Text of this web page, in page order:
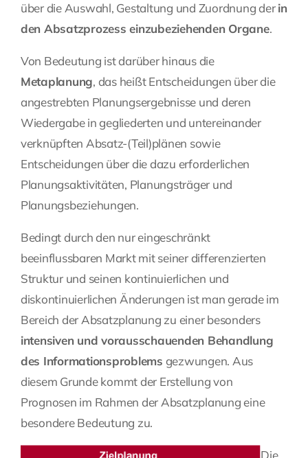
über die Auswahl, Gestaltung und Zuordnung derin
den Absatzprozess einzubeziehenden Organe.
Von Bedeutung ist darüber hinaus die
Metaplanung, das heißt Entscheidungen über die
angestrebten Planungsergebnisse und deren
Wiedergabe in gegliederten und untereinander
verknüpften Absatz-(Teil)plänen sowie
Entscheidungen über die dazu erforderlichen
Planungsaktivitäten, Planungsträger und
Planungsbeziehungen.
Bedingt durch den nur eingeschränkt
beeinflussbaren Markt mit seiner differenzierten
Struktur und seinen kontinuierlichen und
diskontinuierlichen Änderungen ist man gerade im
Bereich der Absatzplanung zu einer besonders
intensiven und vorausschauenden Behandlung
des Informationsproblems gezwungen. Aus
diesem Grunde kommt der Erstellung von
Prognosen im Rahmen der Absatzplanung eine
besondere Bedeutung zu.
Die